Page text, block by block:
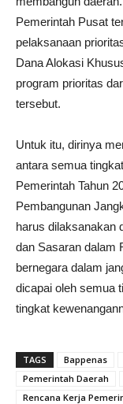
Pemerintah Pusat
pelaksanaan
Dana Alokasi
program prioritas
tersebut.
Untuk itu, dirinya
antara semua
Pemerintah Tahun
Pembangunan
harus dilaksanakan
dan Sasaran dalam
bernegara dalam
dicapai oleh semua
tingkat
TAGS Bappenas
Pemerintah Daerah
Rencana Kerja